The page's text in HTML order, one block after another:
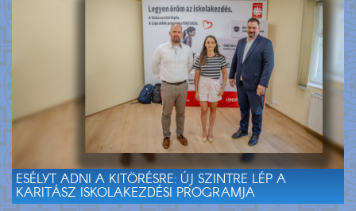
ESÉLYT ADNI A KITÖRÉSRE: ÚJ SZINTRE LÉP A
KARITÁSZ ISKOLAKEZDÉSI PROGRAMJA